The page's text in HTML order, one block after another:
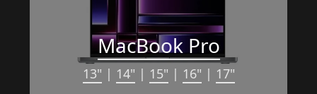
MacBook Pro
13" | 14" | 15" | 16" | 17"